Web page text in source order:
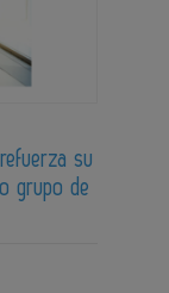
su
grupo de